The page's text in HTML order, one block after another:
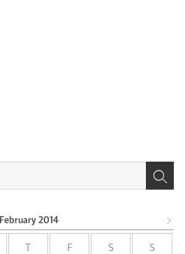
February 2014
F S S